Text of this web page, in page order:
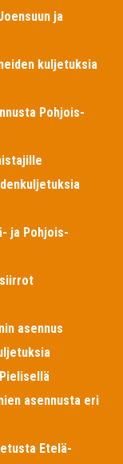
ja
kuljetuksia
Pohjois-
ja Pohjois-
siirrot
asennus
asennusta eri
Etelä-